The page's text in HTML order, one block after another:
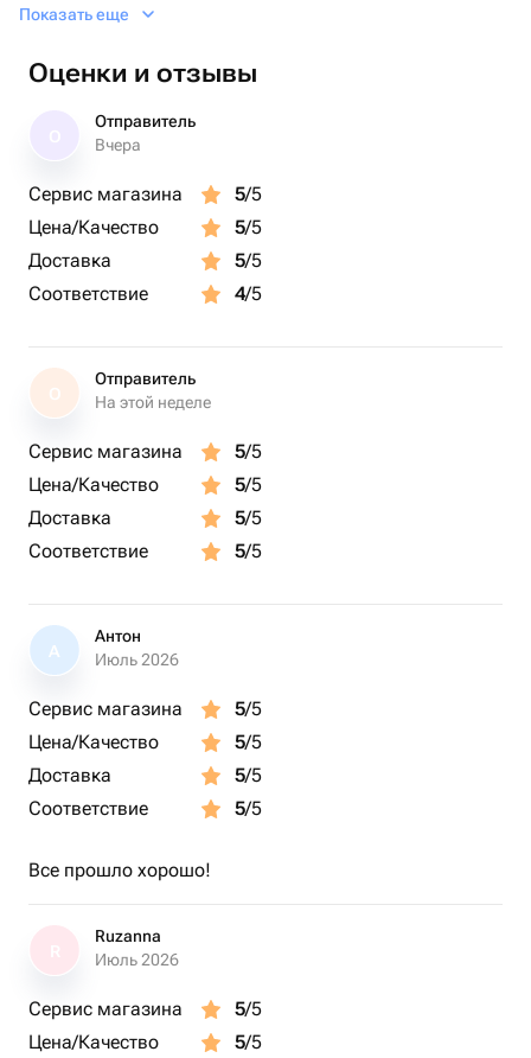
- белого фольгированного сердца 45см
- сердца пыльная роза 45см
Показать еще
Оценки и отзывы
Отправитель
Вчера
Сервис магазина 5/5
Цена/Качество
5/5
Доставка
5/5
Соответствие
4/5
О
Отправитель
На этой неделе
Сервис магазина 5/5
Цена/Качество
5/5
Доставка
5/5
Соответствие
5/5
А
Антон
Июль 2026
Сервис магазина 5/5
Цена/Качество
5/5
Доставка
5/5
Соответствие
5/5
Все прошло хорошо!
Ruzanna
Июль 2026
Сервис магазина 5/5
Цена/Качество
5/5